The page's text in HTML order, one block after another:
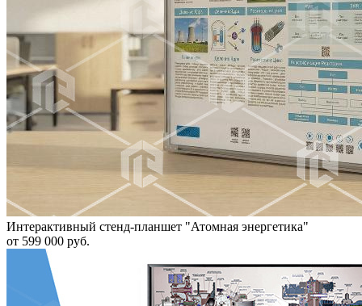
Интерактивный стенд-планшет "Атомная энергетика"
от 599 000 руб.